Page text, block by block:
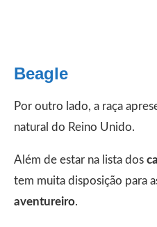
Beagle
Por outro lado, a raça
natural do Reino Unido.
Além de estar na lista dos
tem muita disposição para
aventureiro.